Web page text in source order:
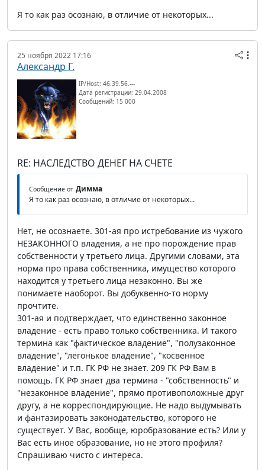
Я то как раз осознаю, в отличие от некоторых...
25 ноября 2022 17:16
Александр Г.
IP/Host: 46.39.56.---
Дата регистрации: 29.04.2008
Сообщений: 15 000
RE: НАСЛЕДСТВО ДЕНЕГ НА СЧЕТЕ
Сообщение от Димма
Я то как раз осознаю, в отличие от некоторых...
Нет, не осознаете. 301-ая про истребование из чужого
НЕЗАКОННОГО владения, а не про порождение прав
собственности у третьего лица. Другими словами, эта
норма про права собственника, имущество которого
находится у третьего лица незаконно. Вы же
понимаете наоборот. Вы добуквенно-то норму
прочтите.
301-ая и подтверждает, что единственно законное
владение - есть право только собственника. И такого
термина как "фактическое владение", "полузаконное
владение", "легонькое владение", "косвенное
владение" и т.п. ГК РФ не знает. 209 ГК РФ Вам в
помощь. ГК РФ знает два термина - "собственность" и
"незаконное владение", прямо противоположные друг
другу, а не корреспондирующие. Не надо выдумывать
и фантазировать законодательство, которого не
существует. У Вас, вообще, юробразование есть? Или у
Вас есть иное образование, но не этого профиля?
Спрашиваю чисто с интереса.